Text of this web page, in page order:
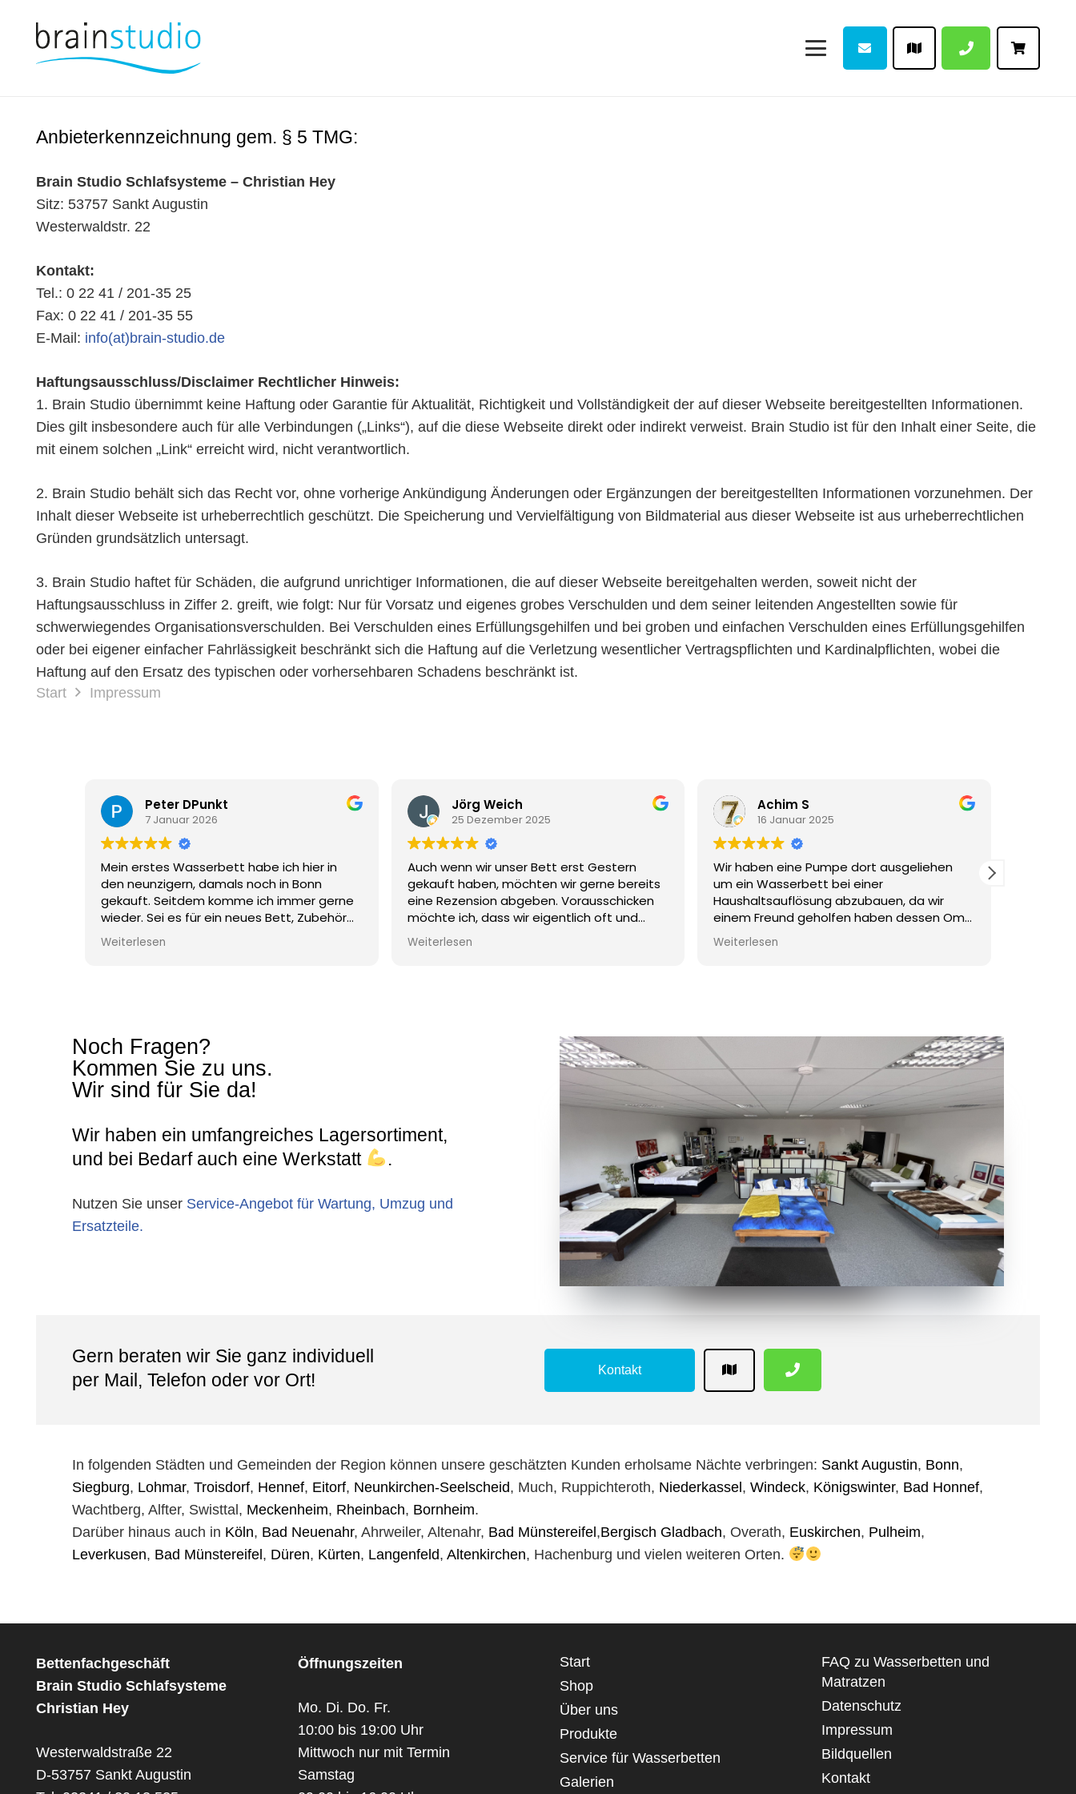
Anbieterkennzeichnung gem. § 5 TMG:
Brain Studio Schlafsysteme – Christian Hey
Sitz: 53757 Sankt Augustin
Westerwaldstr. 22
Kontakt:
Tel.: 0 22 41 / 201-35 25
Fax: 0 22 41 / 201-35 55
E-Mail: info(at)brain-studio.de
Haftungsausschluss/Disclaimer Rechtlicher Hinweis:
1. Brain Studio übernimmt keine Haftung oder Garantie für Aktualität, Richtigkeit und Vollständigkeit der auf dieser Webseite bereitgestellten Informationen.
Dies gilt insbesondere auch für alle Verbindungen („Links“), auf die diese Webseite direkt oder indirekt verweist. Brain Studio ist für den Inhalt einer Seite, die
mit einem solchen „Link“ erreicht wird, nicht verantwortlich.
2. Brain Studio behält sich das Recht vor, ohne vorherige Ankündigung Änderungen oder Ergänzungen der bereitgestellten Informationen vorzunehmen. Der
Inhalt dieser Webseite ist urheberrechtlich geschützt. Die Speicherung und Vervielfältigung von Bildmaterial aus dieser Webseite ist aus urheberrechtlichen
Gründen grundsätzlich untersagt.
3. Brain Studio haftet für Schäden, die aufgrund unrichtiger Informationen, die auf dieser Webseite bereitgehalten werden, soweit nicht der
Haftungsausschluss in Ziffer 2. greift, wie folgt: Nur für Vorsatz und eigenes grobes Verschulden und dem seiner leitenden Angestellten sowie für
schwerwiegendes Organisationsverschulden. Bei Verschulden eines Erfüllungsgehilfen und bei groben und einfachen Verschulden eines Erfüllungsgehilfen
oder bei eigener einfacher Fahrlässigkeit beschränkt sich die Haftung auf die Verletzung wesentlicher Vertragspflichten und Kardinalpflichten, wobei die
Haftung auf den Ersatz des typischen oder vorhersehbaren Schadens beschränkt ist.
Start
Impressum
Peter DPunkt
7 Januar 2026
Mein erstes Wasserbett habe ich hier in
den neunzigern, damals noch in Bonn
gekauft. Seitdem komme ich immer gerne
wieder. Sei es für ein neues Bett, Zubehör
wie Spannbettücher, Conditionierer oder
auch mal eine Pumpe wenn das Bett ab-
ersetzen wollte haben wir hier auf Kulanz
ersetzt bekommen. Kann man als Händler
ja beim Hersteller einreichen wurde uns
gesagt. Jetzt hatte ich zum Jahreswechsel
ein kleines Loch in meinem Bett. Ein
mehr als fairen Preis bekommen, samt
Einweisung wie dies zu benutzen ist. Die
Reparatur war fix erledigt, alles wieder
Hier bin ich als Kunde immer gut
aufgehoben.
Weiterlesen
Jörg Weich
25 Dezember 2025
Auch wenn wir unser Bett erst Gestern
gekauft haben, möchten wir gerne bereits
eine Rezension abgeben. Vorausschicken
möchte ich, dass wir eigentlich oft und
gerne online kaufen, aber in diesem
sensiblen Thema, bewusst das regionale
Glück, dass Herr Duus vor Ort war und uns
sehr informativ, charmant und geduldig
durch unseren Informationsprozess geführt
hat. Zu keiner Zeit hatten wir den Eindruck,
dass uns etwas aufgeschwatzt wird. Herr
kompetent und hat alle unsere Fragen
stets sehr klar und ehrlich beantworten
können. Wir konnten im Geschäft sowohl
Luftbetten, alle unterschiedlichen Arten von
Wasserbetten als auch eine andere Option
testen. Letztendlich haben wir dann
professionell angeleitet unser perfektes
Bett konfiguriert, die feinen aber wichtigen
Details kennengelernt und spontan, aber
voller Sicherheit unser neues Traumbett
gefertigt ist, dass jemand vor Ort ist und
wir einfach bis ins Detail ein abgestimmtes
Produkt kaufen, hat uns überzeugt. Daher
eine Beratung vor Ort im Fachgeschäft und
dazu noch Herstellung vor Ort hier die
richtige Wahl war.
Update: Nach über einem Jahr können wir
guten Gewissens resümieren, dass es sich
voll und ganz gelohnt hat, regional beim
Experten zu kaufen! Uneingeschränkte
Weiterlesen
Achim S
16 Januar 2025
Wir haben eine Pumpe dort ausgeliehen
um ein Wasserbett bei einer
Haushaltsauflösung abzubauen, da wir
einem Freund geholfen haben dessen Oma
verstorben war hatte keiner Ahnung wie
das genau funktioniert, die Beratung war
Weiterlesen
Noch Fragen?
Kommen Sie zu uns.
Wir sind für Sie da!
Wir haben ein umfangreiches Lagersortiment,
und bei Bedarf auch eine Werkstatt
.
Nutzen Sie unser Service-Angebot für Wartung, Umzug und
Ersatzteile.
Gern beraten wir Sie ganz individuell
per Mail, Telefon oder vor Ort!
Kontakt
In folgenden Städten und Gemeinden der Region können unsere geschätzten Kunden erholsame Nächte verbringen: Sankt Augustin, Bonn,
Siegburg, Lohmar, Troisdorf, Hennef, Eitorf, Neunkirchen-Seelscheid, Much, Ruppichteroth, Niederkassel , Windeck, Königswinter, Bad Honnef,
Wachtberg, Alfter, Swisttal, Meckenheim, Rheinbach, Bornheim.
Darüber hinaus auch in Köln, Bad Neuenahr, Ahrweiler, Altenahr, Bad Münstereifel ,Bergisch Gladbach, Overath, Euskirchen, Pulheim,
Leverkusen, Bad Münstereifel , Düren, Kürten, Langenfeld, Altenkirchen, Hachenburg und vielen weiteren Orten.
Bettenfachgeschäft
Brain Studio Schlafsysteme
Christian Hey
Westerwaldstraße 22
D-53757 Sankt Augustin
Öffnungszeiten
Mo. Di. Do. Fr.
10:00 bis 19:00 Uhr
Mittwoch nur mit Termin
Samstag
Start
Shop
Über uns
Produkte
Service für Wasserbetten
Galerien
FAQ zu Wasserbetten und
Matratzen
Datenschutz
Impressum
Bildquellen
Kontakt